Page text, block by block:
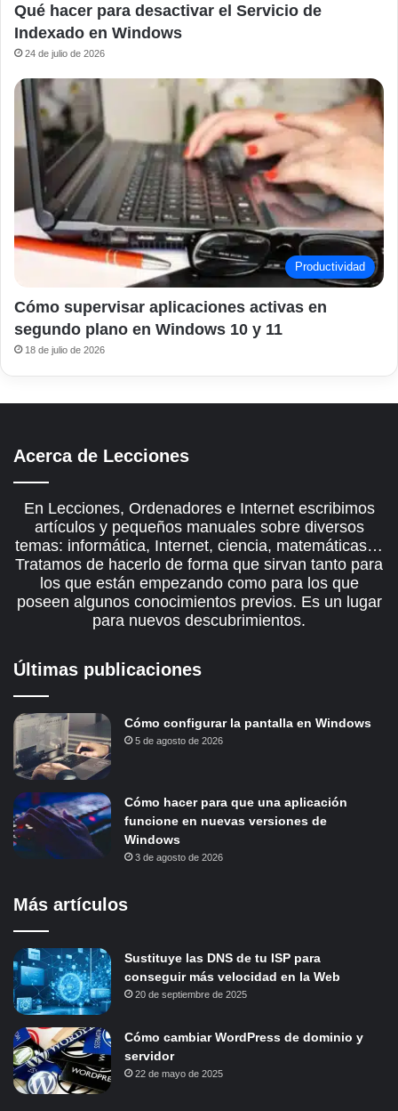
Qué hacer para desactivar el Servicio de
Indexado en Windows
24 de julio de 2026
Productividad
Cómo supervisar aplicaciones activas en
segundo plano en Windows 10 y 11
18 de julio de 2026
Acerca de Lecciones
En Lecciones, Ordenadores e Internet escribimos
artículos y pequeños manuales sobre diversos
temas: informática, Internet, ciencia, matemáticas…
Tratamos de hacerlo de forma que sirvan tanto para
los que están empezando como para los que
poseen algunos conocimientos previos. Es un lugar
para nuevos descubrimientos.
Últimas publicaciones
Cómo configurar la pantalla en Windows
5 de agosto de 2026
Cómo hacer para que una aplicación
funcione en nuevas versiones de
Windows
3 de agosto de 2026
Más artículos
Sustituye las DNS de tu ISP para
conseguir más velocidad en la Web
20 de septiembre de 2025
Cómo cambiar WordPress de dominio y
servidor
22 de mayo de 2025